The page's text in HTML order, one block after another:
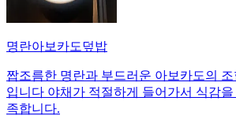
명란아보카도덮밥
짭조름한 명란과 부드러운 아보카도의
입니다 야채가 적절하게 들어가서 식감
족합니다.